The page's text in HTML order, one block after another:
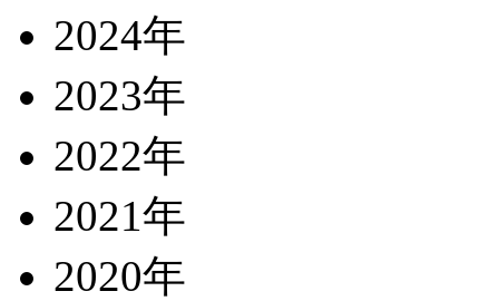
2024年
2023年
2022年
2021年
2020年